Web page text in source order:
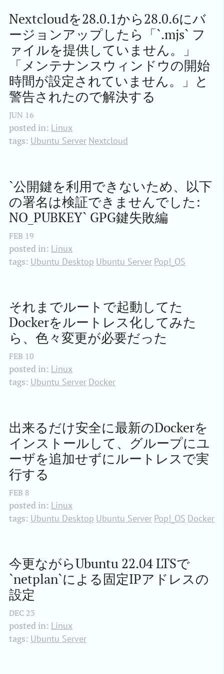
Nextcloudを28.0.1から28.0.6にバ
ージョンアップしたら「`.mjs` フ
ァイルを提供していません。」
「メンテナンスウィンドウの開始
時間が設定されていません。」と
警告されたので解決する
JUN 16
posted in: Linux
tags: Ubuntu Server Nextcloud
`公開鍵を利用できないため、以下
の署名は検証できませんでした:
NO_PUBKEY` GPG鍵失敗編
FEB 19
posted in: Linux
tags: Ubuntu Desktop Ubuntu Server Pop!_OS
それまでルートで起動してた
Dockerをルートレス化してみた
ら、色々変更が必要だった
FEB 10
posted in: Linux
tags: Ubuntu Server Docker
出来るだけ安全に最新のDockerを
インストールして、グループにユ
ーザを追加せずにルートレスで実
行する
FEB 8
posted in: Linux
tags: Ubuntu Desktop Ubuntu Server Pop!_OS Docker
今更ながらUbuntu 22.04 LTSで
`netplan`による固定IPアドレスの
設定
DEC 23
posted in: Linux
tags: Ubuntu Server